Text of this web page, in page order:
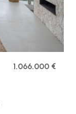
1.066.000 €